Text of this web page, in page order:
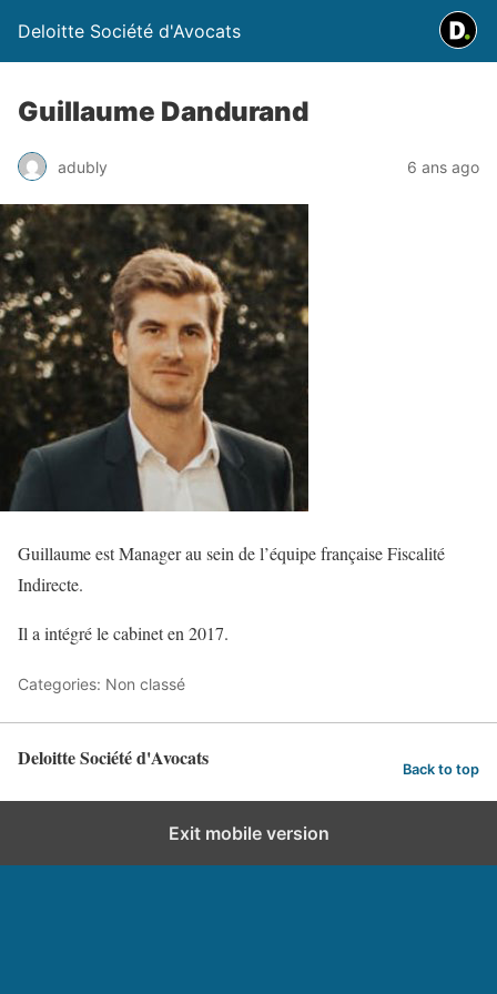
Deloitte Société d'Avocats
Guillaume Dandurand
adubly 6 ans ago
Guillaume est Manager au sein de l’équipe française Fiscalité
Indirecte.
Il a intégré le cabinet en 2017.
Categories: Non classé
Deloitte Société d'Avocats Back to top
Exit mobile version